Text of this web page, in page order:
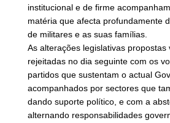
institucional e de firme
matéria que afecta profundamente
de militares e as suas famílias.
As alterações legislativas propostas
rejeitadas no dia seguinte com os
partidos que sustentam o actual
acompanhados por sectores que
dando suporte político, e com a
alternando responsabilidades